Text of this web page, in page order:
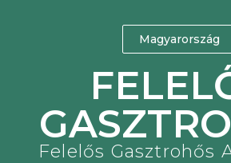
Magyarország
Felelős Gasztrohős